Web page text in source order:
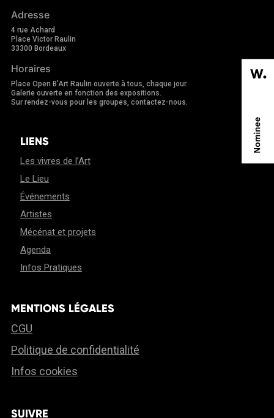
Adresse
4 rue Achard
Place Victor Raulin
33300 Bordeaux
Horaires
Place Open B'Art Raulin ouverte à tous, chaque jour.
Galerie ouverte en fonction des expositions.
Sur rendez-vous pour les groupes, contactez-nous.
LIENS
Les vivres de l’Art
Le Lieu
Événements
Artistes
Mécénat et projets
Agenda
Infos Pratiques
MENTIONS LÉGALES
CGU
Politique de confidentialité
Infos cookies
SUIVRE